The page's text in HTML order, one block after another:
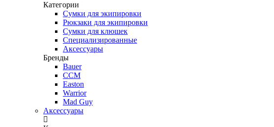
Категории
Сумки для экипировки
Рюкзаки для экипировки
Сумки для клюшек
Специализированные
Аксессуары
Бренды
Bauer
CCM
Easton
Warrior
Mad Guy
Аксессуары